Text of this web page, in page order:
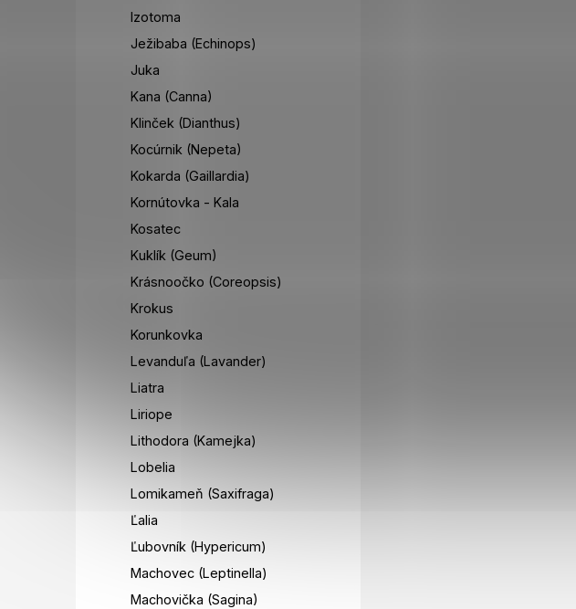
Izotoma
Ježibaba (Echinops)
Juka
Kana (Canna)
Klinček (Dianthus)
Kocúrnik (Nepeta)
Kokarda (Gaillardia)
Kornútovka - Kala
Kosatec
Kuklík (Geum)
Krásnoočko (Coreopsis)
Krokus
Korunkovka
Levanduľa (Lavander)
Liatra
Liriope
Lithodora (Kamejka)
Lobelia
Lomikameň (Saxifraga)
Ľalia
Ľubovník (Hypericum)
Machovec (Leptinella)
Machovička (Sagina)